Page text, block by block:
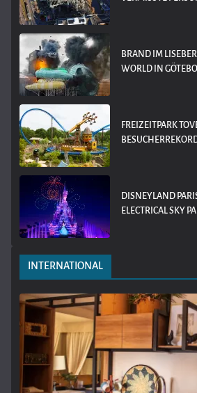
BRAND IM
WORLD IN
FREIZEITPARK
DISNEYLAND
ELECTRICAL SKY
INTERNATIONAL